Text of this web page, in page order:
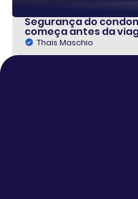
Segurança do
começa antes da
Thais Maschio